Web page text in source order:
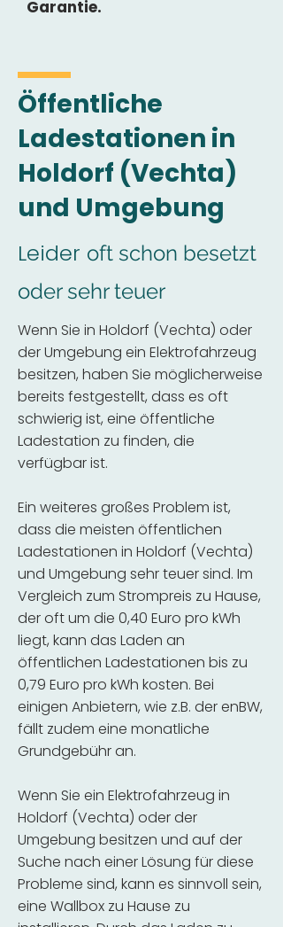
Garantie.
Öffentliche
Ladestationen in
Holdorf (Vechta)
und Umgebung
Leider oft schon besetzt
oder sehr teuer
Wenn Sie in Holdorf (Vechta) oder
der Umgebung ein Elektrofahrzeug
besitzen, haben Sie möglicherweise
bereits festgestellt, dass es oft
schwierig ist, eine öffentliche
Ladestation zu finden, die
verfügbar ist.
Ein weiteres großes Problem ist,
dass die meisten öffentlichen
Ladestationen in Holdorf (Vechta)
und Umgebung sehr teuer sind. Im
Vergleich zum Strompreis zu Hause,
der oft um die 0,40 Euro pro kWh
liegt, kann das Laden an
öffentlichen Ladestationen bis zu
0,79 Euro pro kWh kosten. Bei
einigen Anbietern, wie z.B. der enBW,
fällt zudem eine monatliche
Grundgebühr an.
Wenn Sie ein Elektrofahrzeug in
Holdorf (Vechta) oder der
Umgebung besitzen und auf der
Suche nach einer Lösung für diese
Probleme sind, kann es sinnvoll sein,
eine Wallbox zu Hause zu